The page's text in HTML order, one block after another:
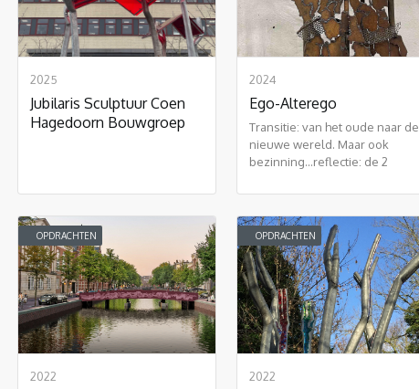
2025
Jubilaris Sculptuur Coen
Hagedoorn Bouwgroep
2024
Ego-Alterego
Transitie: van het oude naar de
nieuwe wereld. Maar ook
bezinning...reflectie: de 2
vorm: eeuwigheid.
OPDRACHTEN
2022
OPDRACHTEN
2022